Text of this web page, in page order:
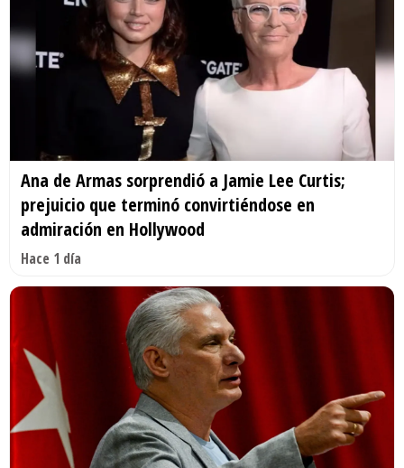
Ana de Armas sorprendió a Jamie Lee Curtis;
prejuicio que terminó convirtiéndose en
admiración en Hollywood
Hace 1 día